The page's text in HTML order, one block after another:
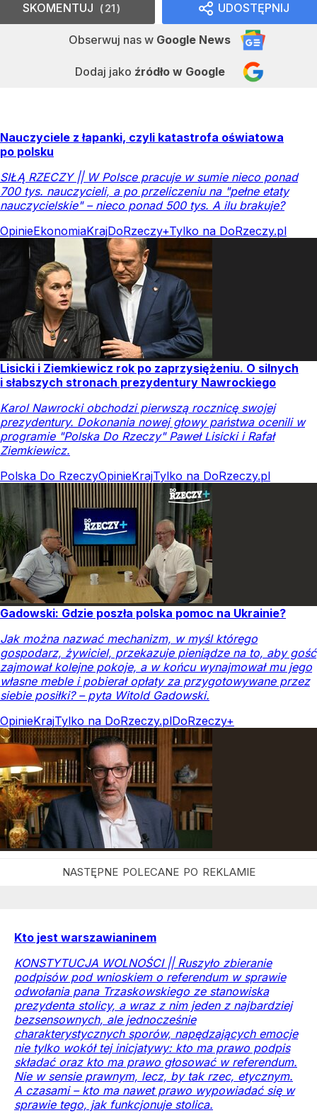
UDOSTĘPNIJ
Obserwuj nas w Google News
Dodaj jako źródło w Google
SKOMENTUJ 21
Nauczyciele z łapanki, czyli katastrofa oświatowa
po polsku
SIŁĄ RZECZY || W Polsce pracuje w sumie nieco ponad
700 tys. nauczycieli, a po przeliczeniu na "pełne etaty
nauczycielskie" – nieco ponad 500 tys. A ilu brakuje?
OpinieEkonomiaKrajDoRzeczy+Tylko na DoRzeczy.pl
Lisicki i Ziemkiewicz rok po zaprzysiężeniu. O silnych
i słabszych stronach prezydentury Nawrockiego
Karol Nawrocki obchodzi pierwszą rocznicę swojej
prezydentury. Dokonania nowej głowy państwa ocenili w
programie "Polska Do Rzeczy" Paweł Lisicki i Rafał
Ziemkiewicz.
Polska Do RzeczyOpinieKrajTylko na DoRzeczy.pl
Gadowski: Gdzie poszła polska pomoc na Ukrainie?
Jak można nazwać mechanizm, w myśl którego
gospodarz, żywiciel, przekazuje pieniądze na to, aby gość
zajmował kolejne pokoje, a w końcu wynajmował mu jego
własne meble i pobierał opłaty za przygotowywane przez
siebie posiłki? – pyta Witold Gadowski.
OpinieKrajTylko na DoRzeczy.plDoRzeczy+
Kto jest warszawianinem
KONSTYTUCJA WOLNOŚCI || Ruszyło zbieranie
podpisów pod wnioskiem o referendum w sprawie
odwołania pana Trzaskowskiego ze stanowiska
prezydenta stolicy, a wraz z nim jeden z najbardziej
bezsensownych, ale jednocześnie
charakterystycznych sporów, napędzających emocje
nie tylko wokół tej inicjatywy: kto ma prawo podpis
składać oraz kto ma prawo głosować w referendum.
Nie w sensie prawnym, lecz, by tak rzec, etycznym.
A czasami – kto ma nawet prawo wypowiadać się w
sprawie tego, jak funkcjonuje stolica.